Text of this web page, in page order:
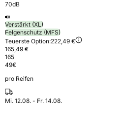
70dB
Verstärkt (XL)
Felgenschutz (MFS)
Teuerste Option:222,49 €
165,49 €
165
49€
pro Reifen
Mi. 12.08. - Fr. 14.08.